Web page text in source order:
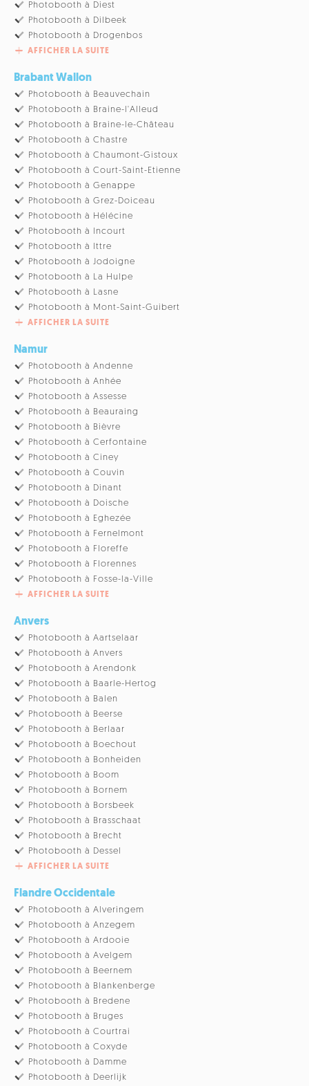
Photobooth à Diest
Photobooth à Dilbeek
Photobooth à Drogenbos
AFFICHER LA SUITE
Brabant Wallon
Photobooth à Beauvechain
Photobooth à Braine-l'Alleud
Photobooth à Braine-le-Château
Photobooth à Chastre
Photobooth à Chaumont-Gistoux
Photobooth à Court-Saint-Etienne
Photobooth à Genappe
Photobooth à Grez-Doiceau
Photobooth à Hélécine
Photobooth à Incourt
Photobooth à Ittre
Photobooth à Jodoigne
Photobooth à La Hulpe
Photobooth à Lasne
Photobooth à Mont-Saint-Guibert
AFFICHER LA SUITE
Namur
Photobooth à Andenne
Photobooth à Anhée
Photobooth à Assesse
Photobooth à Beauraing
Photobooth à Bièvre
Photobooth à Cerfontaine
Photobooth à Ciney
Photobooth à Couvin
Photobooth à Dinant
Photobooth à Doische
Photobooth à Eghezée
Photobooth à Fernelmont
Photobooth à Floreffe
Photobooth à Florennes
Photobooth à Fosse-la-Ville
AFFICHER LA SUITE
Anvers
Photobooth à Aartselaar
Photobooth à Anvers
Photobooth à Arendonk
Photobooth à Baarle-Hertog
Photobooth à Balen
Photobooth à Beerse
Photobooth à Berlaar
Photobooth à Boechout
Photobooth à Bonheiden
Photobooth à Boom
Photobooth à Bornem
Photobooth à Borsbeek
Photobooth à Brasschaat
Photobooth à Brecht
Photobooth à Dessel
AFFICHER LA SUITE
Flandre Occidentale
Photobooth à Alveringem
Photobooth à Anzegem
Photobooth à Ardooie
Photobooth à Avelgem
Photobooth à Beernem
Photobooth à Blankenberge
Photobooth à Bredene
Photobooth à Bruges
Photobooth à Courtrai
Photobooth à Coxyde
Photobooth à Damme
Photobooth à Deerlijk